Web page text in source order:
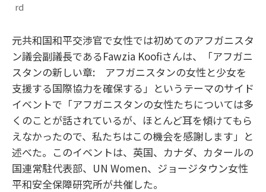
rd
元共和国和平交渉官で女性では初めてのアフガニスタ
ン議会副議長であるFawzia Koofiさんは、「アフガニ
スタンの新しい章: アフガニスタンの女性と少女を
支援する国際協力を確保する」というテーマのサイド
イベントで「アフガニスタンの女性たちについては多
くのことが話されているが、ほとんど耳を傾けてもら
えなかったので、私たちはこの機会を感謝します」と
述べた。このイベントは、英国、カナダ、カタールの
国連常駐代表部、UN Women、ジョージタウン女性
平和安全保障研究所が共催した。